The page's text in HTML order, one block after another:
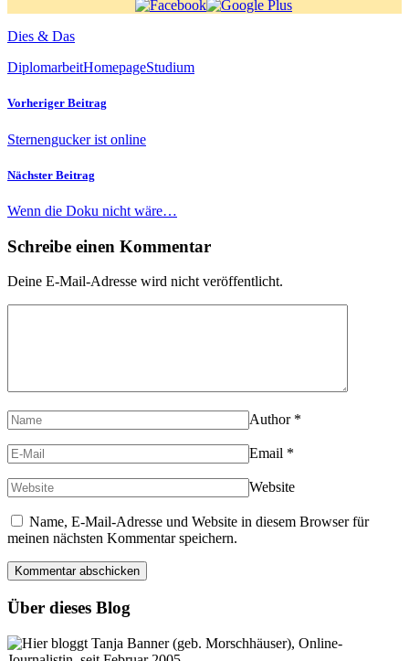
Dies & Das
DiplomarbeitHomepageStudium
Vorheriger Beitrag
Sternengucker ist online
Nächster Beitrag
Wenn die Doku nicht wäre…
Schreibe einen Kommentar
Deine E-Mail-Adresse wird nicht veröffentlicht.
Author *
Email *
Website
Name, E-Mail-Adresse und Website in diesem Browser für
meinen nächsten Kommentar speichern.
Über dieses Blog
Hier bloggt Tanja Banner (geb. Morschhäuser), Online-